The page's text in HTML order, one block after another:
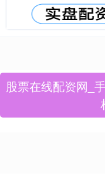
股票在线配资网_